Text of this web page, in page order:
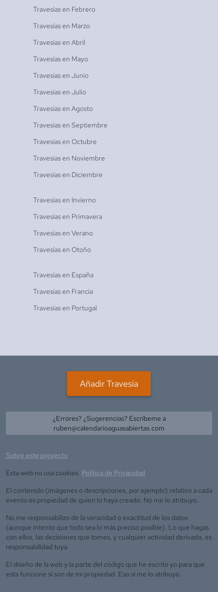
Travesías en Febrero
Travesías en Marzo
Travesías en Abril
Travesías en Mayo
Travesías en Junio
Travesías en Julio
Travesías en Agosto
Travesías en Septiembre
Travesías en Octubre
Travesías en Noviembre
Travesías en Diciembre
Travesías en Invierno
Travesías en Primavera
Travesías en Verano
Travesías en Otoño
Travesías en España
Travesías en Francia
Travesías en Portugal
Añadir Travesía
¿Errores? ¿Sugerencias? Escríbeme a
ruben@calendarioaguasabiertas.com
Sobre este proyecto
Esta web no usa cookies. Política de Privacidad
El contenido (imágenes o descripciones, por ejemplo) relativo a cada
evento es propiedad de quien lo haya creado. No me lo atribuyo.
No me responsabilizo de la veracidad o exactitud de los datos
(aunque intento que todo sea lo más preciso posible). Lo que hagas
con ellos, las decisiones que tomes, y cualquier actividad derivada, es
responsabilidad tuya.
El diseño de la web y la parte del código que he escrito yo para que
esta funcione sí son de mi propiedad. Eso sí me lo atribuyo.